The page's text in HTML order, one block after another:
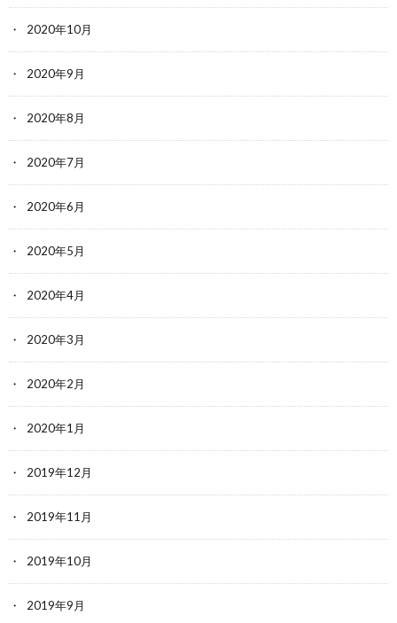
2020年10月
2020年9月
2020年8月
2020年7月
2020年6月
2020年5月
2020年4月
2020年3月
2020年2月
2020年1月
2019年12月
2019年11月
2019年10月
2019年9月